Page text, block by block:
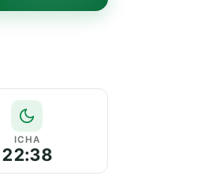
ICHA
22:38